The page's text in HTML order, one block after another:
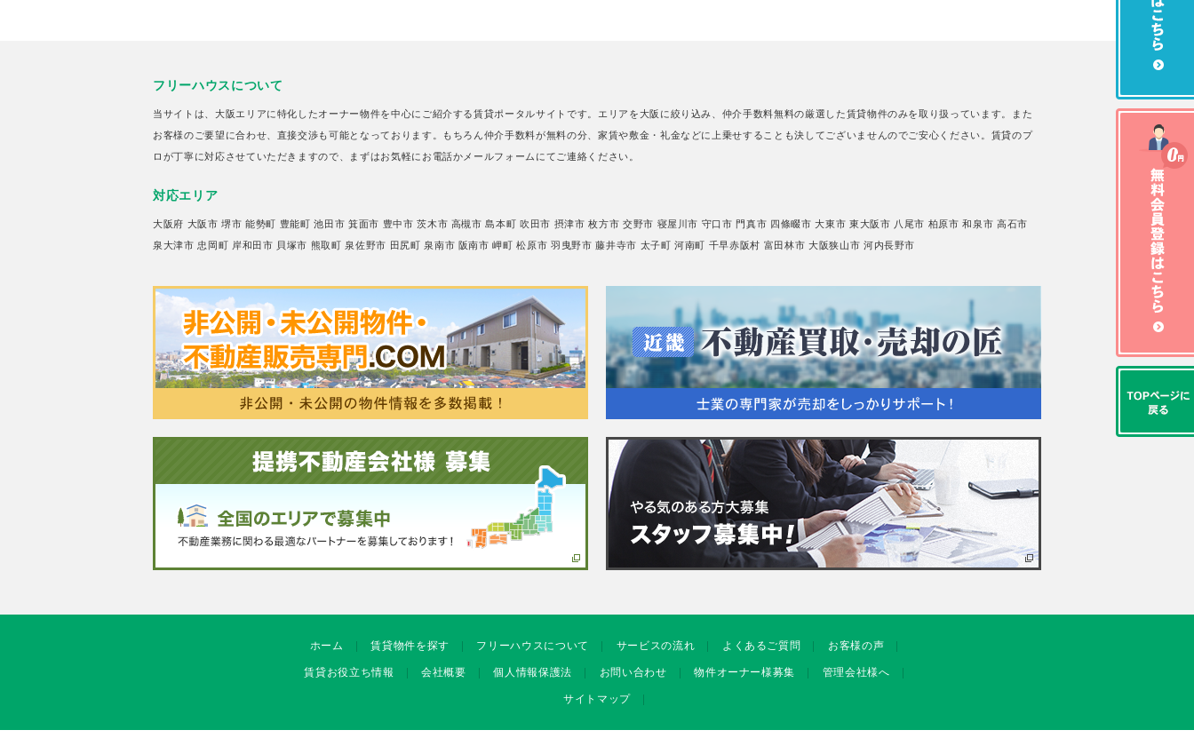
フリーハウスについて
当サイトは、大阪エリアに特化したオーナー物件を中心にご紹介する賃貸ポータルサイトです。エリアを大阪に絞り込み、仲介手数料無料の厳選した賃貸物件のみを取り扱っています。また
お客様のご要望に合わせ、直接交渉も可能となっております。もちろん仲介手数料が無料の分、家賃や敷金・礼金などに上乗せすることも決してございませんのでご安心ください。賃貸のプ
ロが丁寧に対応させていただきますので、まずはお気軽にお電話かメールフォームにてご連絡ください。
対応エリア
大阪府 大阪市 堺市 能勢町 豊能町 池田市 箕面市 豊中市 茨木市 高槻市 島本町 吹田市 摂津市 枚方市 交野市 寝屋川市 守口市 門真市 四條畷市 大東市 東大阪市 八尾市 柏原市 和泉市 高石市
泉大津市 忠岡町 岸和田市 貝塚市 熊取町 泉佐野市 田尻町 泉南市 阪南市 岬町 松原市 羽曳野市 藤井寺市 太子町 河南町 千早赤阪村 富田林市 大阪狭山市 河内長野市
ホーム 賃貸物件を探す フリーハウスについて サービスの流れ よくあるご質問 お客様の声
賃貸お役立ち情報 会社概要 個人情報保護法 お問い合わせ 物件オーナー様募集 管理会社様へ
サイトマップ